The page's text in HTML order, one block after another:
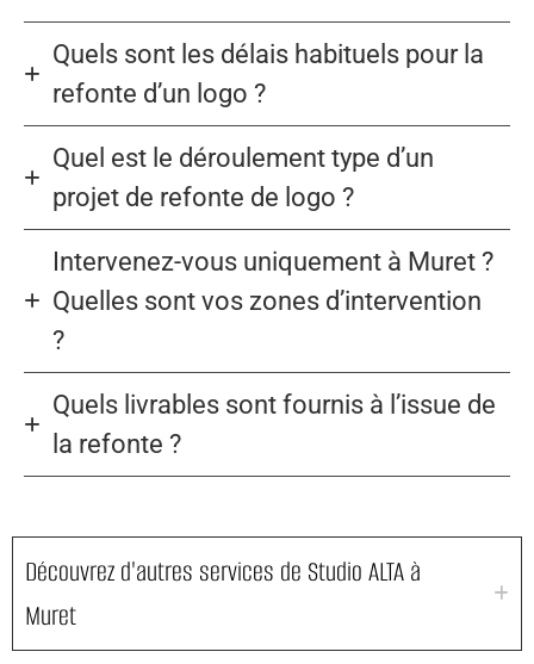
Quels sont les délais habituels pour la
refonte d’un logo ?
Quel est le déroulement type d’un
projet de refonte de logo ?
Intervenez-vous uniquement à Muret ?
Quelles sont vos zones d’intervention
?
Quels livrables sont fournis à l’issue de
la refonte ?
Découvrez d'autres services de Studio ALTA à
Muret